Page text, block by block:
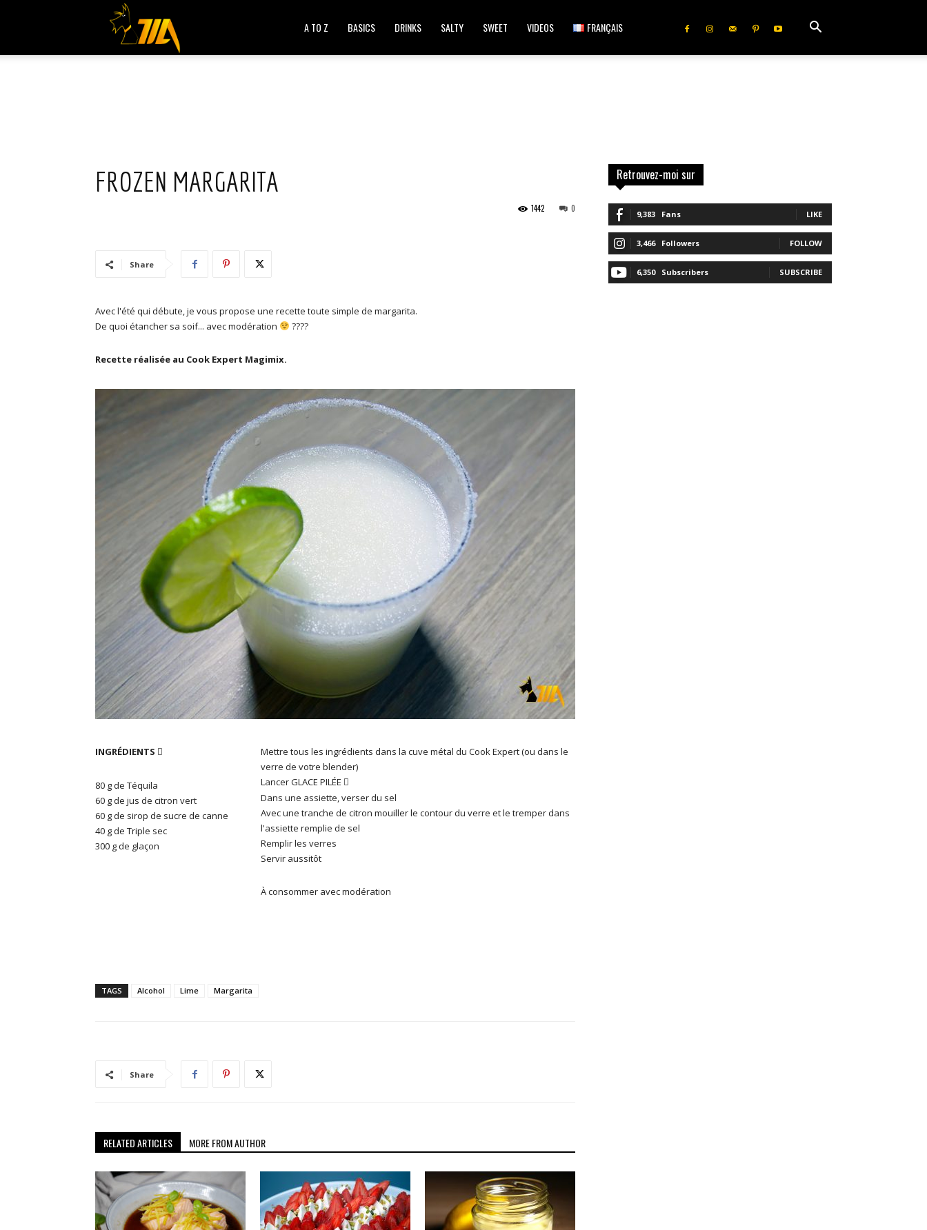
A TO Z BASICS DRINKS SALTY SWEET VIDEOS FRANÇAIS
FROZEN MARGARITA
0
1442
Share
Avec l'été qui débute, je vous propose une recette toute simple de margarita.
De quoi étancher sa soif... avec modération
????
Recette réalisée au Cook Expert Magimix.
INGRÉDIENTS 
80 g de Téquila
60 g de jus de citron vert
60 g de sirop de sucre de canne
40 g de Triple sec
300 g de glaçon
Mettre tous les ingrédients dans la cuve métal du Cook Expert (ou dans le
verre de votre blender)
Lancer GLACE PILÉE 
Dans une assiette, verser du sel
Avec une tranche de citron mouiller le contour du verre et le tremper dans
l'assiette remplie de sel
Remplir les verres
Servir aussitôt
À consommer avec modération
TAGS Alcohol Lime Margarita
Share
RELATED ARTICLES MORE FROM AUTHOR
Retrouvez-moi sur
9,383 Fans LIKE
3,466 Followers FOLLOW
6,350 Subscribers SUBSCRIBE